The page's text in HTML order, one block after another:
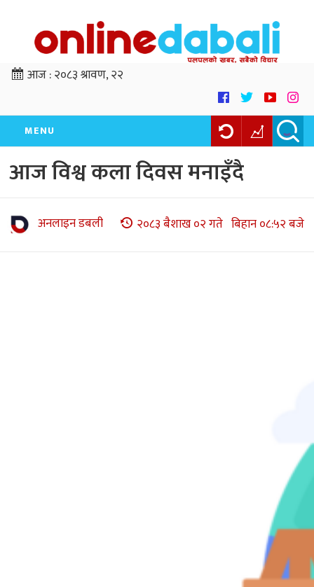
आज :२०८३ श्रावण, २२
MENU
आज विश्व कला दिवस मनाइँदै
अनलाइन डबली २०८३ बैशाख ०२ गते बिहान ०८:५२ बजे